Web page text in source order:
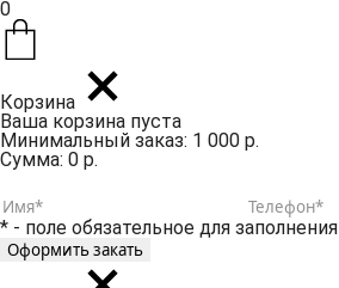
0
Корзина
Ваша корзина пуста
Минимальный заказ: 1 000 р.
Сумма: 0 р.
* - поле обязательное для заполнения